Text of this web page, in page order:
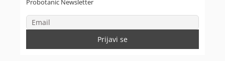
Probotanic Newsletter